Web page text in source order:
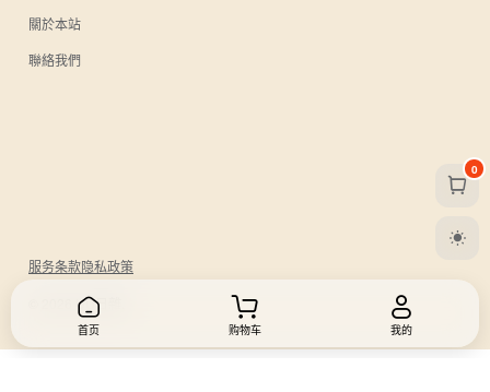
關於本站
聯絡我們
服务条款隐私政策
© 2026 UU日雜.
0
首页 购物车 我的